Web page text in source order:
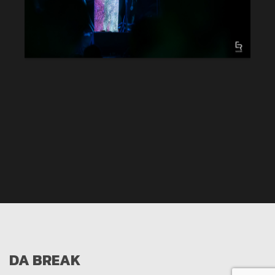
DA BREAK